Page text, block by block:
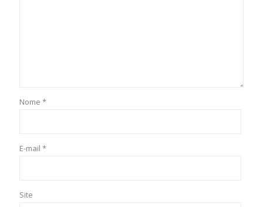
Nome *
E-mail *
Site